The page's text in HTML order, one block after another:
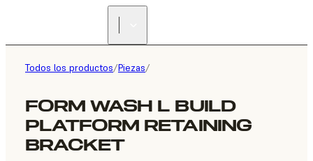
Todos los productos/Piezas/
FORM WASH L BUILD
PLATFORM RETAINING
BRACKET